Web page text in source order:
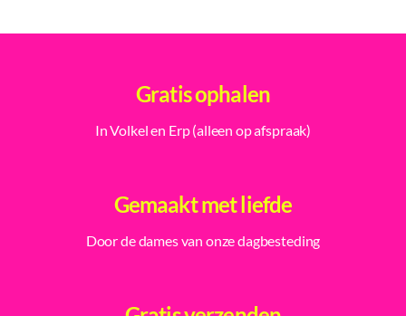
Gratis ophalen
In Volkel en Erp (alleen op afspraak)
Gemaakt met liefde
Door de dames van onze dagbesteding